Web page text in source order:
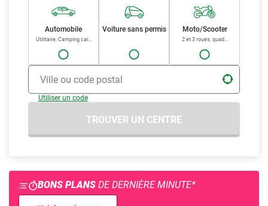
Automobile
Utilitaire, Camping car...
Voiture sans permis Moto/Scooter
2 et 3 roues, quad...
Ville ou code postal
Utiliser un code
TROUVER UN CENTRE
BONS PLANS DE DERNIÈRE MINUTE*